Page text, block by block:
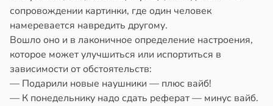
сопровождении картинки, где один человек
намеревается навредить другому.
Вошло оно и в лаконичное определение настроения,
которое может улучшиться или испортиться в
зависимости от обстоятельств:
— Подарили новые наушники — плюс вайб!
— К понедельнику надо сдать реферат — минус вайб.